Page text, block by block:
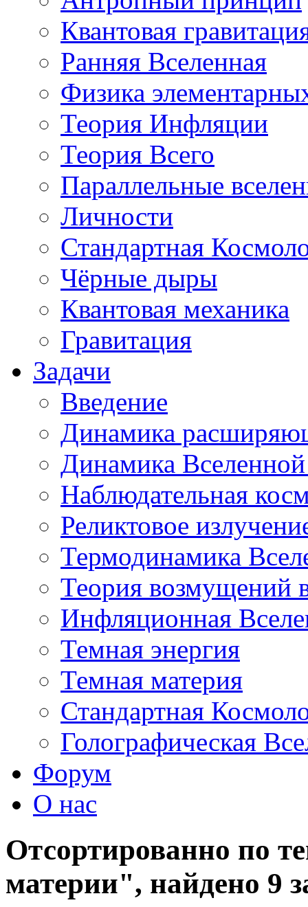
Квантовая
Ранняя Вселенная
Физика
Теория Инфляции
Теория Всего
Параллельные
Личности
Стандартная
Чёрные дыры
Квантовая механика
Гравитация
Задачи
Введение
Динамика
Динамика
Наблюдательная
Реликтовое
Термодинамика
Теория возмущений
Инфляционная
Темная энергия
Темная материя
Стандартная
Голографическая
Форум
О нас
Отсортированно по
материи", найдено 9